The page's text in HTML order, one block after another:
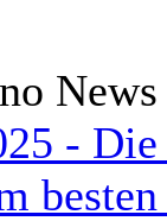
News
- Die